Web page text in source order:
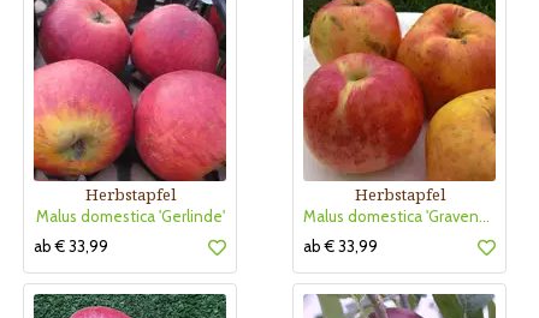
Herbstapfel
Malus domestica 'Gerlinde'
ab € 33,99
Herbstapfel
Malus domestica 'Gravensteiner'
ab € 33,99